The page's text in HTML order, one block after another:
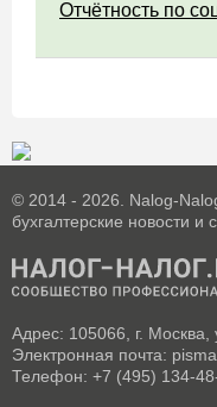
Отчётность по
© 2014 - 2026. Nalog-
бухгалтерские новости и
Адрес: 105066, г. Москва,
Электронная почта:
Телефон: +7 (495) 134-